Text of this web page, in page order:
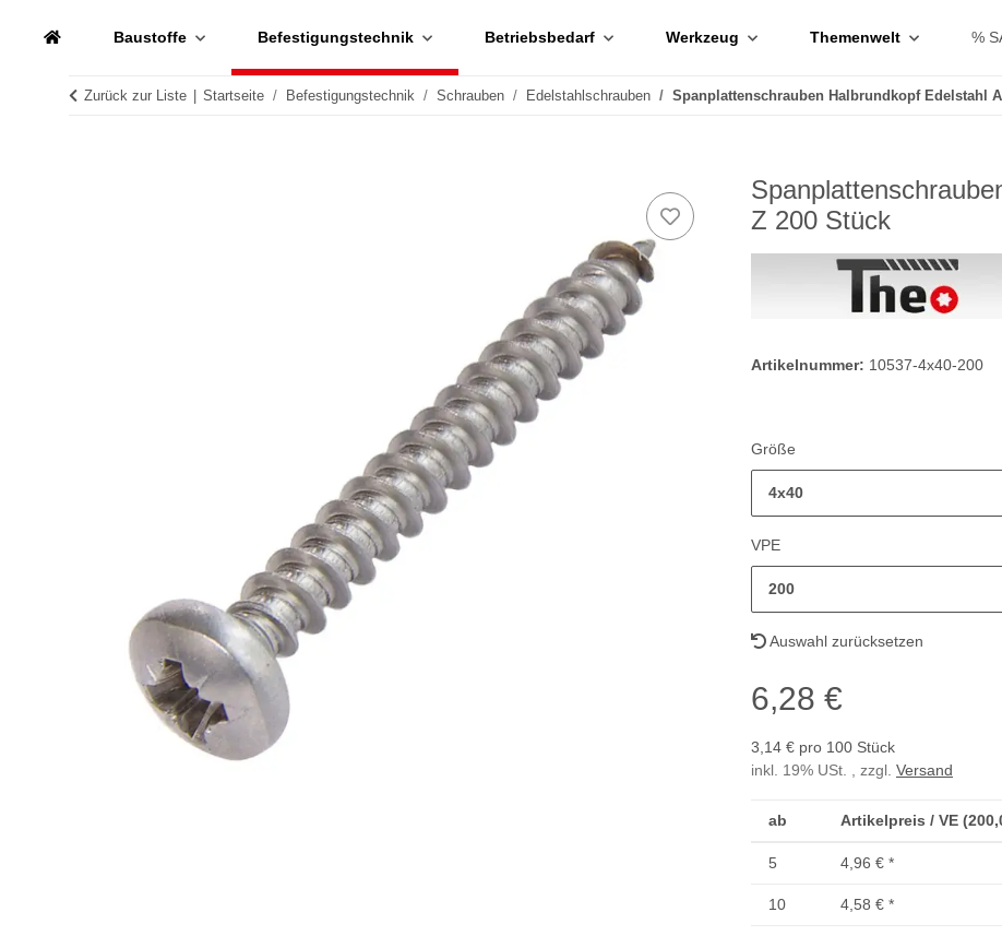
Baustoffe Befestigungstechnik Betriebsbedarf Werkzeug Themenwelt %
Zurück zur Liste Startseite Befestigungstechnik Schrauben Edelstahlschrauben Spanplattenschrauben Halbrundkopf Edelstahl
Z 200 Stück
Artikelnummer: 10537-4x40-200
Größe
4x40
VPE
200
Auswahl zurücksetzen
6,28 €
3,14 € pro 100 Stück
inkl. 19% USt. , zzgl. Versand
ab Artikelpreis / VE
5 4,96 € *
10 4,58 € *